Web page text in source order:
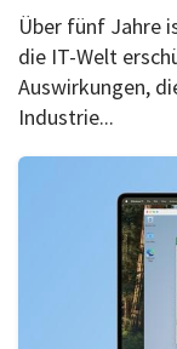
Über fünf Jahre
die IT-Welt
Auswirkungen,
Industrie...